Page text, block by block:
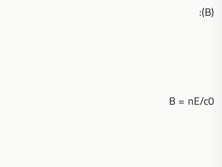
(B):
B = nE/c0